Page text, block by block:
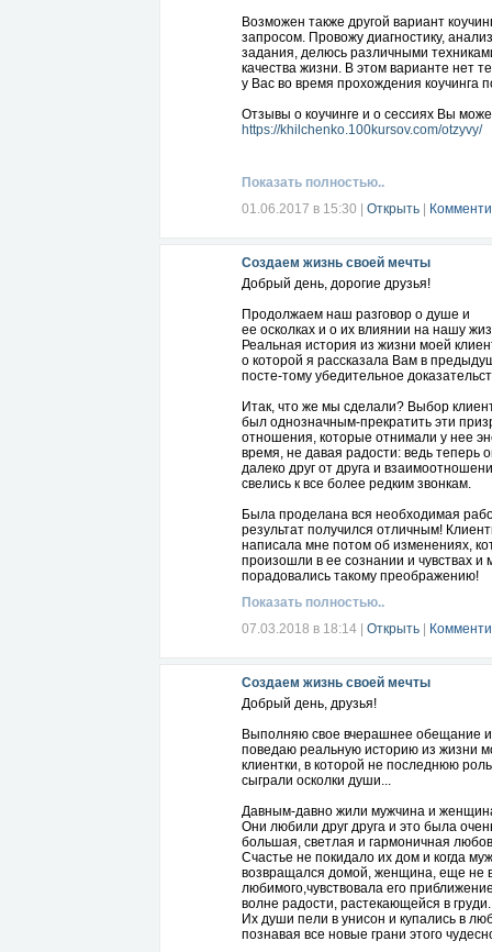
Возможен также другой вариант
запросом. Провожу диагностику,
задания, делюсь различными
качества жизни. В этом варианте нет
у Вас во время прохождения коучинга
Отзывы о коучинге и о сессиях Вы
https://khilchenko.100kursov.com/otzyvy/
Есть и видео-приглашаю Вас к
Все желающие улучшить свою жизнь,
обрести уверенность , повысить
разобраться в отношениях с родными
Я с радостью помогу Вам улучшить
благополучие. Добавить красок,
Показать полностью..
01.06.2017 в 15:30
Открыть
Создаем жизнь своей мечты
Добрый день, дорогие друзья!
Продолжаем наш разговор о душе и
ее осколках и о их влиянии на нашу
Реальная история из жизни моей
о которой я рассказала Вам в
посте-тому убедительное
Итак, что же мы сделали? Выбор
был однозначным-прекратить эти
отношения, которые отнимали у нее
время, не давая радости: ведь теперь
далеко друг от друга и
свелись к все более редким звонкам.
Была проделана вся необходимая
результат получился отличным!
написала мне потом об изменениях,
произошли в ее сознании и чувствах и
порадовались такому преображению!
К чему я все это Вам рассказываю,
К тому, что если в Вашей жизни есть
когда Вы не можете отпустить
разъедает давняя обида, печаль или
кого-то ( представляете, какой вред от
то эти отношения можно переписать!
Мы вернем Ваши осколки души,
чужом пространстве, очистив их от
и точно также освободим Ваше
чужих осколков, отправив их владельцу.
В результате и Вы, и тот человек
себя лучше: Ваши воспоминания не
окрашены негативом, это будет только
из прошлой жизни! Вы осознаете, чему
учил этот человек, ведь люди
появляются в нашей жизни, это
урока, набор нужного опыта.
И еще Вы почувствуете прилив сил,
осколки души наполнены Вашей
Показать полностью..
07.03.2018 в 18:14
Открыть
Создаем жизнь своей мечты
Добрый день, друзья!
Выполняю свое вчерашнее обещание и
поведаю реальную историю из жизни
клиентки, в которой не последнюю роль
сыграли осколки души...
Давным-давно жили мужчина и
Они любили друг друга и это была
большая, светлая и гармоничная
Счастье не покидало их дом и когда
возвращался домой, женщина, еще не
любимого,чувствовала его
волне радости, растекающейся в груди.
Их души пели в унисон и купались в
познавая все новые грани этого